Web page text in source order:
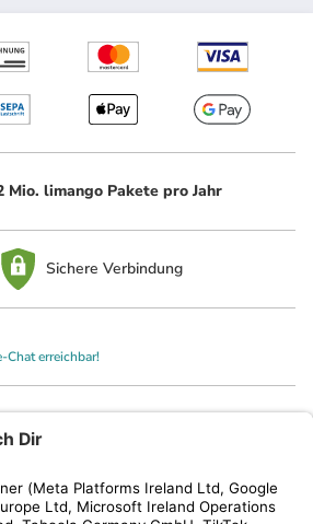
Mio. limango Pakete pro Jahr
Sichere Verbindung
Chat erreichbar!